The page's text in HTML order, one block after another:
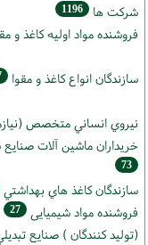
شركت ها 1196
فروشنده مواد اوليه كاغذ و
سازندگان انواع کاغذ و مقوا
نيروي انساني متخصص
خریداران ماشين آلات
73
سازندگان كاغذ هاي بهداشتي
فروشنده مواد شیمیایی 27
(تولید كنندگان ) صنايع